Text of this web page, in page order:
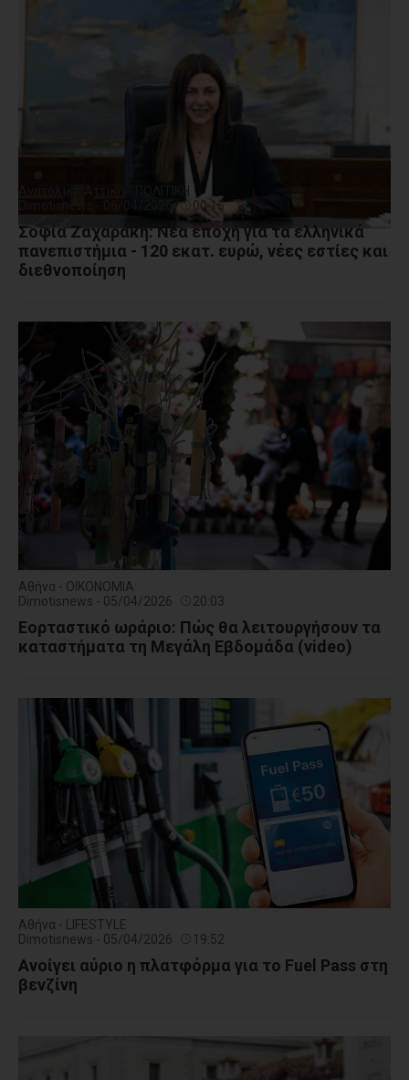
Ανατολική Αττική - ΠΟΛΙΤΙΚΗ
00:15
Σοφία Ζαχαράκη: Νέα εποχή για τα ελληνικά
πανεπιστήμια - 120 εκατ. ευρώ, νέες εστίες και
διεθνοποίηση
Αθήνα - ΟΙΚΟΝΟΜΙΑ
Dimotisnews - 05/04/2026
20:03
Εορταστικό ωράριο: Πώς θα λειτουργήσουν τα
καταστήματα τη Μεγάλη Εβδομάδα (video)
Αθήνα - LIFESTYLE
Dimotisnews - 05/04/2026
19:52
Ανοίγει αύριο η πλατφόρμα για το Fuel Pass στη
βενζίνη